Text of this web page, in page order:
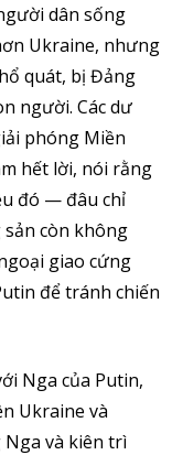
dân sống
Ukraine, nhưng
quát, bị Đảng
người. Các dư
phóng Miền
hết lời, nói rằng
đó — đâu chỉ
sản còn không
giao cứng
để tránh chiến
Nga của Putin,
Ukraine và
và kiên trì